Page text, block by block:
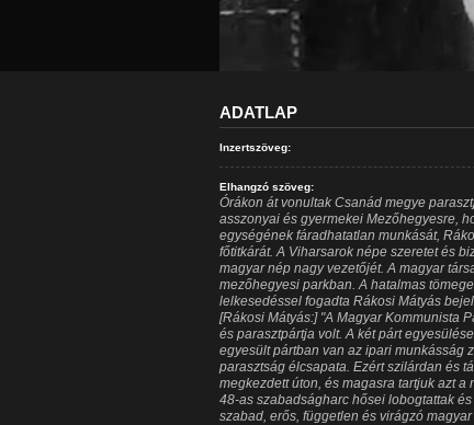
ADATLAP
Inzertszöveg:
Elhangzó szöveg:
Órákon át vonultak Csanád megye
asszonyai és gyermekei Mezőhegyesre,
egységének fáradhatatlan munkását,
főtitkárát. A Viharsarok népe szeretet és
magyar nép nagy vezetőjét. A magyar
mezőhegyesi parkban. A hatalmas
lelkesedéssel fogadta Rákosi Mátyás
[Rákosi Mátyás:] "A Magyar Kommunista
és parasztpártja volt. A két párt
egyesült pártban van az ipari munkásság
parasztság élcsapata. Ezért szilárdan és
megkezdett úton, és magasra tartjuk azt
48-as szabadságharc hősei lobogtattak
szabad, erős, független és virágzó